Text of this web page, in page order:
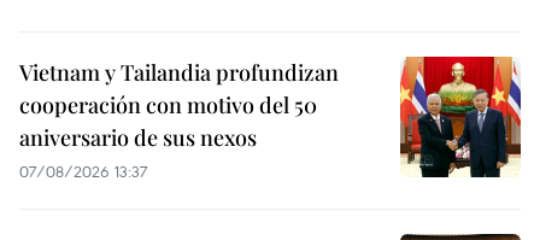
Vietnam y Tailandia profundizan
cooperación con motivo del 50
aniversario de sus nexos
07/08/2026 13:37